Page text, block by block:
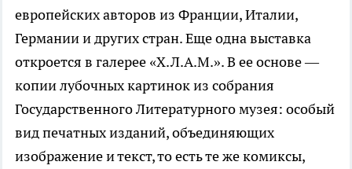
европейских авторов из Франции, Италии,
Германии и других стран. Еще одна выставка
откроется в галерее «Х.Л.А.М.». В ее основе —
копии лубочных картинок из собрания
Государственного Литературного музея: особый
вид печатных изданий, объединяющих
изображение и текст, то есть те же комиксы,